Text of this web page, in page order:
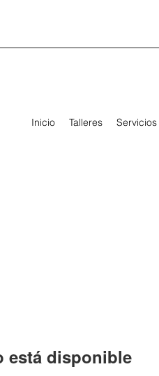
Inicio Talleres Servicios
está disponible